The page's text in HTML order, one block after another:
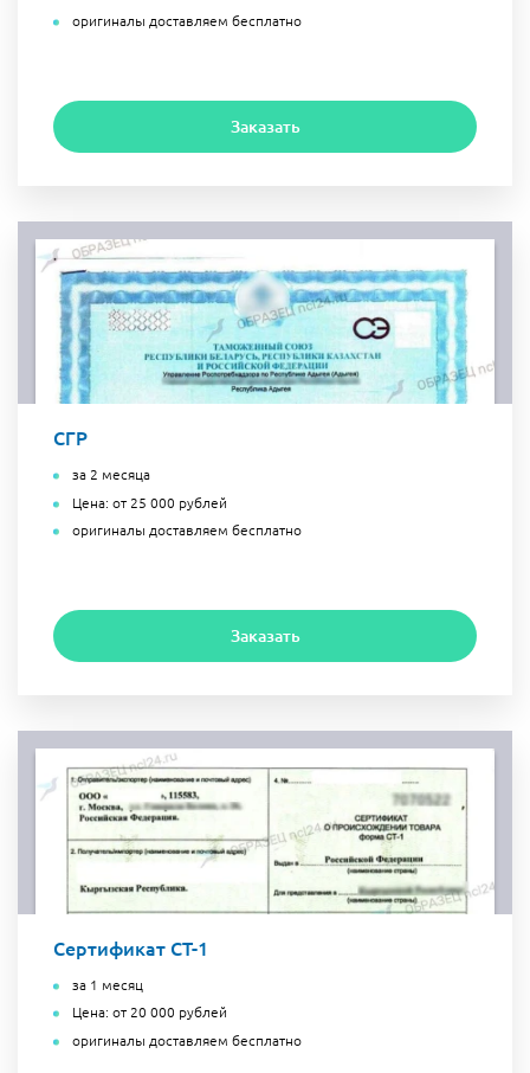
оригиналы доставляем бесплатно
Заказать
СГР
за 2 месяца
Цена: от 25 000 рублей
оригиналы доставляем бесплатно
Заказать
Сертификат СТ-1
за 1 месяц
Цена: от 20 000 рублей
оригиналы доставляем бесплатно